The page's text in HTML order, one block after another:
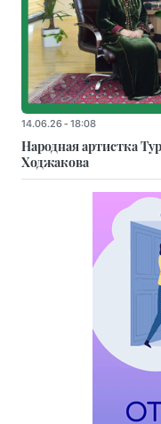
14.06.26 - 18:08
Народная артистка
Ходжакова